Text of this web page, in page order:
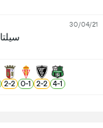
30/04/21
1
-
4
2
-
2
1
-
0
2
-
2